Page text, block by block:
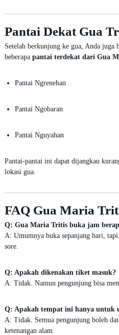
Pantai Dekat Gua
Setelah berkunjung ke gua, Anda juga
beberapa pantai terdekat dari Gua
Pantai Ngrenehan
Pantai Ngobaran
Pantai Nguyahan
Pantai-pantai ini dapat dijangkau
lokasi gua.
FAQ Gua Maria
Q: Gua Maria Tritis buka jam
A: Umumnya buka sepanjang hari,
sore.
Q: Apakah dikenakan tiket masuk?
A: Tidak. Namun pengunjung bisa
Q: Apakah tempat ini hanya untuk
A: Tidak. Semua pengunjung boleh
ketenangan alam.